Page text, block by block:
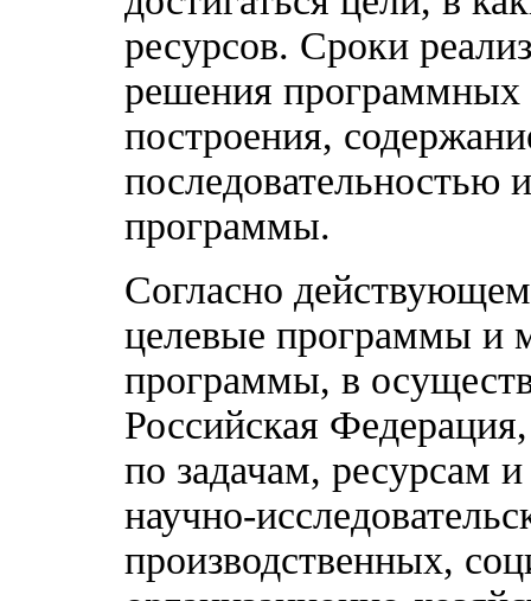
ресурсов. Сроки
решения программных
построения,
последовательностью
программы.
Согласно
целевые программы и
программы, в
Российская
по задачам, ресурсам
научно-
производственных,